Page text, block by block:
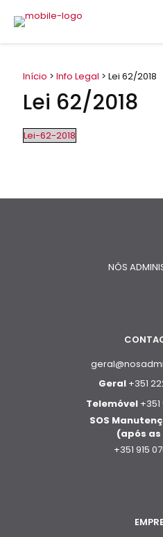
Início > Info Legal > Lei 62/2018
Lei 62/2018
Lei-62-2018
NÓS
Geral +351
Telemóvel+351
SOS
(após as
+351 915